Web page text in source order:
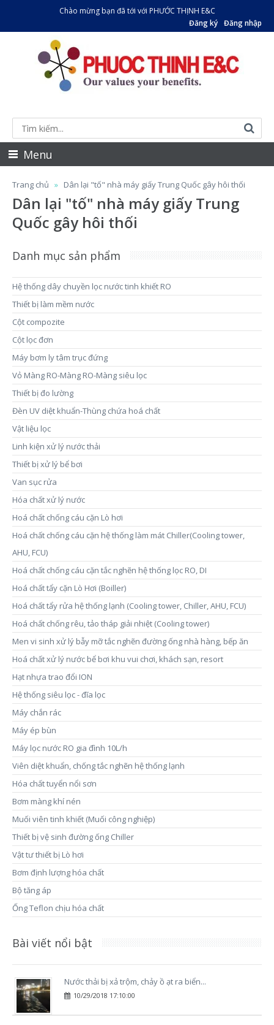
Chào mừng bạn đã tới với PHƯỚC THỊNH E&C
Đăng ký Đăng nhập
Menu
Trang chủ Dân lại "tố" nhà máy giấy Trung Quốc gây hôi thối
Dân lại "tố" nhà máy giấy Trung
Quốc gây hôi thối
Danh mục sản phẩm
Hệ thống dây chuyền lọc nước tinh khiết RO
Thiết bị làm mềm nước
Cột compozite
Cột lọc đơn
Máy bơm ly tâm trục đứng
Vỏ Màng RO-Màng RO-Màng siêu lọc
Thiết bị đo lường
Đèn UV diệt khuẩn-Thùng chứa hoá chất
Vật liệu lọc
Linh kiện xử lý nước thải
Thiết bị xử lý bể bơi
Van sục rửa
Hóa chất xử lý nước
Hoá chất chống cáu cặn Lò hơi
Hoá chất chống cáu cặn hệ thống làm mát Chiller(Cooling tower,
AHU, FCU)
Hoá chất chống cáu cặn tắc nghẽn hệ thống lọc RO, DI
Hoá chất tẩy cặn Lò Hơi (Boiller)
Hoá chất tẩy rửa hệ thống lạnh (Cooling tower, Chiller, AHU, FCU)
Hoá chất chống rêu, tảo tháp giải nhiệt (Cooling tower)
Men vi sinh xử lý bẫy mỡ tắc nghẽn đường ống nhà hàng, bếp ăn
Hoá chất xử lý nước bể bơi khu vui chơi, khách sạn, resort
Hạt nhựa trao đổi ION
Hệ thống siêu lọc - đĩa lọc
Máy chắn rác
Máy ép bùn
Máy lọc nước RO gia đình 10L/h
Viên diệt khuẩn, chống tắc nghẽn hệ thống lạnh
Hóa chất tuyển nổi sơn
Bơm màng khí nén
Muối viên tinh khiết (Muối công nghiệp)
Thiết bị vệ sinh đường ống Chiller
Vật tư thiết bị Lò hơi
Bơm định lượng hóa chất
Bộ tăng áp
Ống Teflon chịu hóa chất
Bài viết nổi bật
Nước thải bị xả trộm, chảy ồ ạt ra biển...
10/29/2018 17:10:00